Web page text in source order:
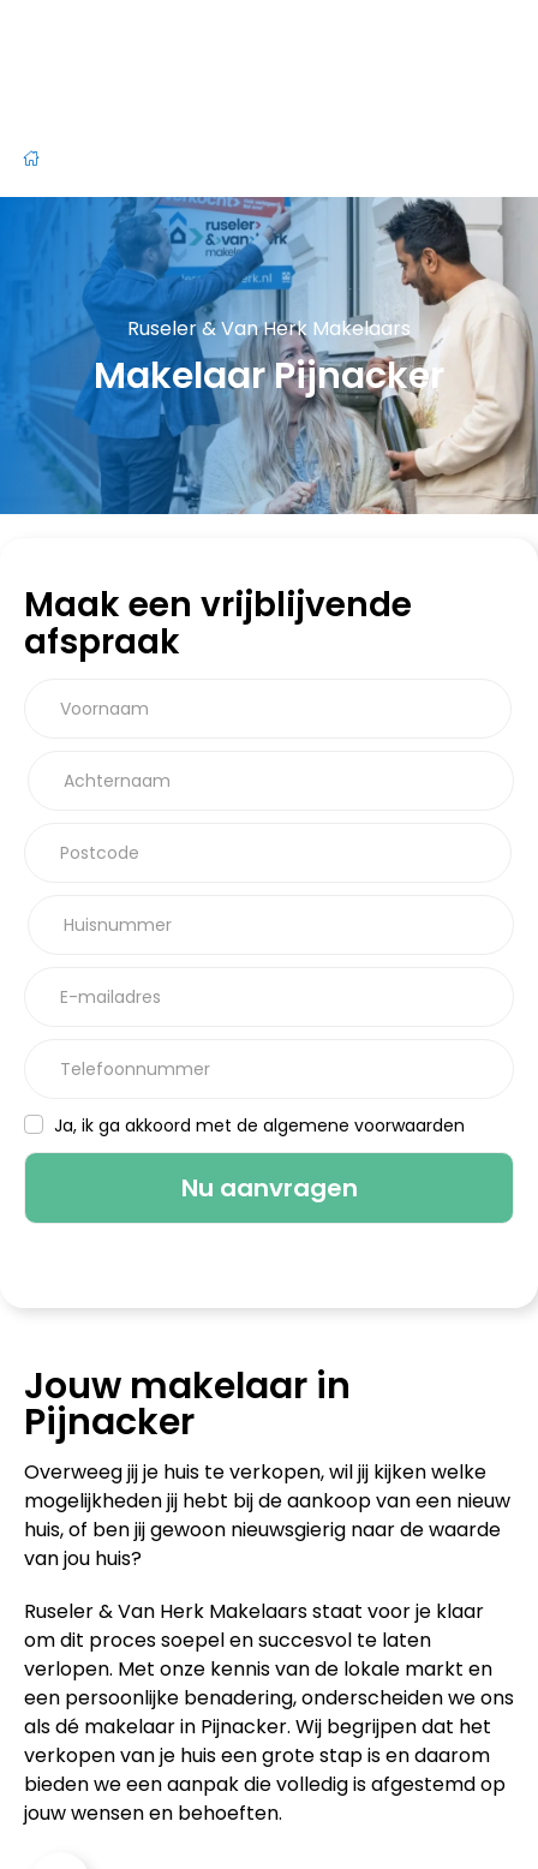
Ruseler & Van Herk Makelaars
Makelaar Pijnacker
Maak een vrijblijvende
afspraak
Voornaam
Achternaam
Postcode
Huisnummer
E-mailadres
Telefoonnummer
Ja, ik ga akkoord met de algemene voorwaarden
Jouw makelaar in
Pijnacker
Overweeg jij je huis te verkopen, wil jij kijken welke
mogelijkheden jij hebt bij de aankoop van een nieuw
huis, of ben jij gewoon nieuwsgierig naar de waarde
van jou huis?
Ruseler & Van Herk Makelaars staat voor je klaar
om dit proces soepel en succesvol te laten
verlopen. Met onze kennis van de lokale markt en
een persoonlijke benadering, onderscheiden we ons
als dé makelaar in Pijnacker. Wij begrijpen dat het
verkopen van je huis een grote stap is en daarom
bieden we een aanpak die volledig is afgestemd op
jouw wensen en behoeften.